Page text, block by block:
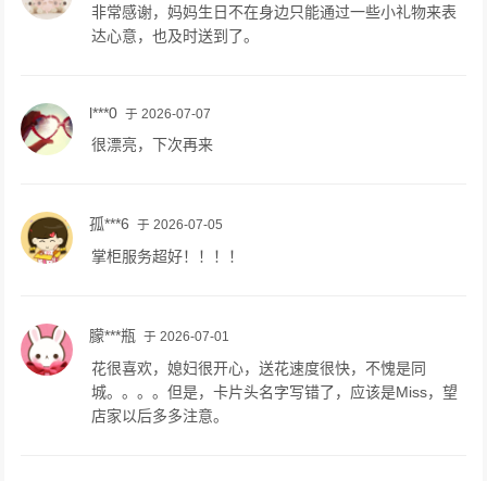
非常感谢，妈妈生日不在身边只能通过一些小礼物来表
达心意，也及时送到了。
l***0 于 2026-07-07
很漂亮，下次再来
孤***6 于 2026-07-05
掌柜服务超好！！！！
朦***瓶 于 2026-07-01
花很喜欢，媳妇很开心，送花速度很快，不愧是同
城。。。。但是，卡片头名字写错了，应该是Miss，望
店家以后多多注意。